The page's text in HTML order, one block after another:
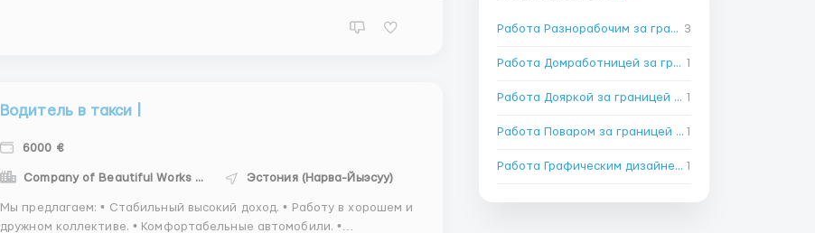
Водитель в такси |
6000 €
Company of Beautiful Works - CBW Эстония (Нарва-Йыэсуу)
Мы предлагаем: • Стабильный высокий доход. • Работу в хорошем и
дружном коллективе. • Комфортабельные автомобили. •
Работа Разнорабочим за границей 3
Работа Домработницей за границей 1
Работа Дояркой за границей→1
Работа Поваром за границей→1
Работа Графическим дизайнером за границей 1